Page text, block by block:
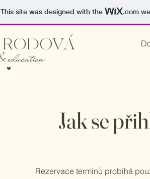
This site was designed with the .com
Jak se
Rezervace termínů probíhá